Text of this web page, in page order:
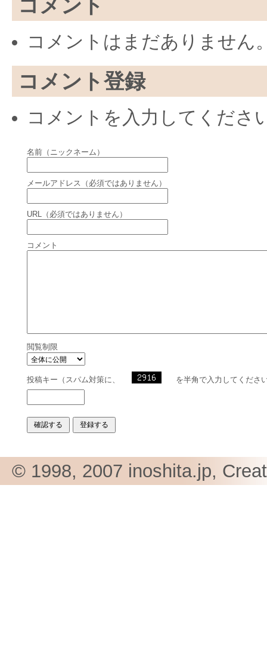
コメント
コメントはまだありません
コメント登録
コメントを入力してくださ
名前（ニックネーム）
メールアドレス（必須ではありません）
URL（必須ではありません）
コメント
閲覧制限
投稿キー（スパム対策に、 を半角で入力してくださ
© 1998, 2007 inoshita.jp,